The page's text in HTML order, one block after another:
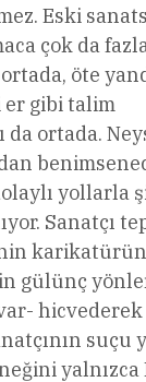
Eski
çok da
öte
er gibi talim
da ortada.
yollarla
Sanatçı
gülünç
suçu